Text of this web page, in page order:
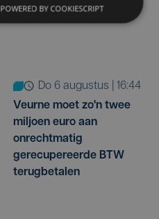
do 6 augustus | 16:44
Veurne moet zo'n twee
miljoen euro aan
onrechtmatig
gerecupereerde BTW
terugbetalen
POWERED BY COOKIESCRIPT